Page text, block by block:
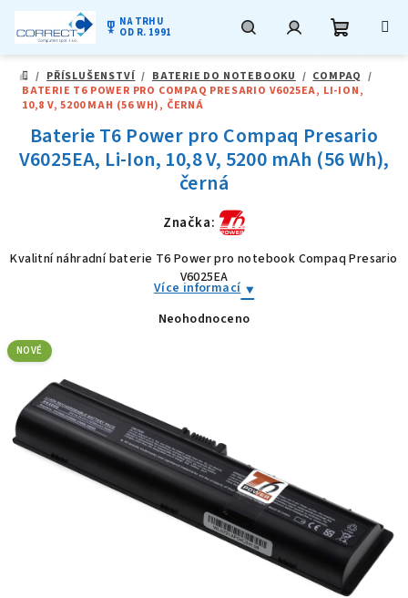
obsah
military_tech NA TRHU
OD R. 1991
DOMŮ
/ PŘÍSLUŠENSTVÍ / BATERIE DO NOTEBOOKU / COMPAQ /
BATERIE T6 POWER PRO COMPAQ PRESARIO V6025EA, LI-ION,
10,8 V, 5200 MAH (56 WH), ČERNÁ
Baterie T6 Power pro Compaq Presario
V6025EA, Li-Ion, 10,8 V, 5200 mAh (56 Wh),
černá
Značka:
Kvalitní náhradní baterie T6 Power pro notebook Compaq Presario
V6025EA
Více informací
Průměrné
Neohodnoceno
NOVÉ